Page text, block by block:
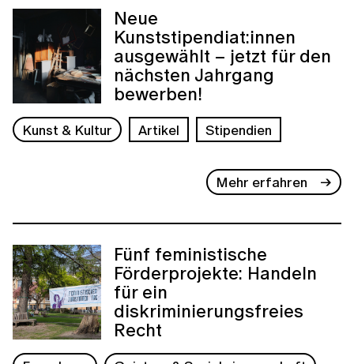
Neue
Kunststipendiat:innen
ausgewählt – jetzt für den
nächsten Jahrgang
bewerben!
Kunst & Kultur Artikel Stipendien
Mehr erfahren
Fünf feministische
Förderprojekte: Handeln
für ein
diskriminierungsfreies
Recht